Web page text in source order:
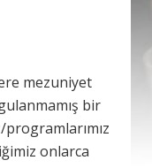
mezuniyet
bir
onlarca